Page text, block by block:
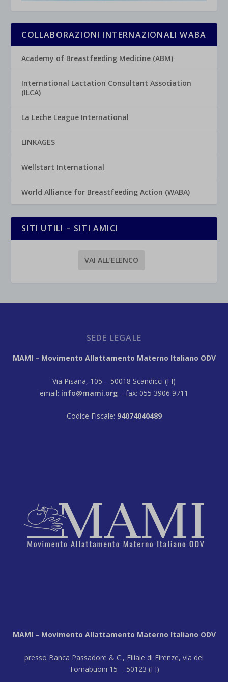
COLLABORAZIONI INTERNAZIONALI WABA
Academy of Breastfeeding Medicine (ABM)
International Lactation Consultant Association
(ILCA)
La Leche League International
LINKAGES
Wellstart International
World Alliance for Breastfeeding Action (WABA)
SITI UTILI – SITI AMICI
VAI ALL’ELENCO
SEDE LEGALE
MAMI – Movimento Allattamento Materno Italiano ODV
Via Pisana, 105 – 50018 Scandicci (FI)
email: info@mami.org – fax: 055 3906 9711
Codice Fiscale: 94074040489
MAMI – Movimento Allattamento Materno Italiano ODV
presso Banca Passadore & C., Filiale di Firenze, via dei
Tornabuoni 15 - 50123 (FI)